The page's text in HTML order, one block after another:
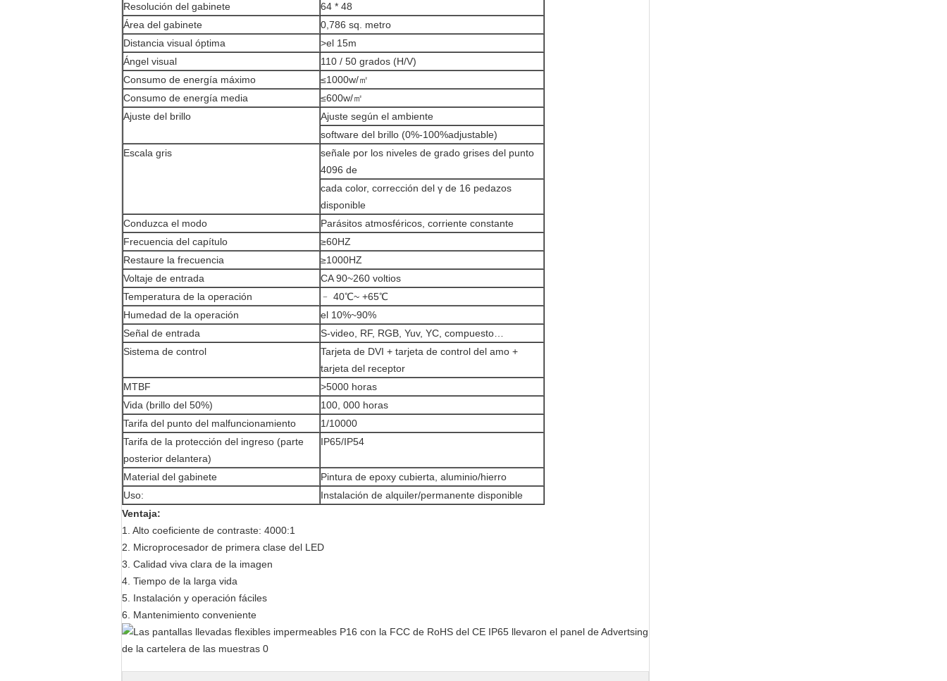
Resolución del gabinete
64 * 48
Área del gabinete
0,786 sq. metro
Distancia visual óptima
>el 15m
Ángel visual
110 / 50 grados (H/V)
Consumo de energía máximo
≤1000w/㎡
Consumo de energía media
≤600w/㎡
Ajuste del brillo
Ajuste según el ambiente
software del brillo (0%-100%adjustable)
Escala gris
señale por los niveles de grado grises del punto
4096 de
cada color, corrección del γ de 16 pedazos
disponible
Conduzca el modo
Parásitos atmosféricos, corriente constante
Frecuencia del capítulo
≥60HZ
Restaure la frecuencia
≥1000HZ
Voltaje de entrada
CA 90~260 voltios
Temperatura de la operación
﹣ 40℃~ +65℃
Humedad de la operación
el 10%~90%
Señal de entrada
S-video, RF, RGB, Yuv, YC, compuesto…
Sistema de control
Tarjeta de DVI + tarjeta de control del amo +
tarjeta del receptor
MTBF
>5000 horas
Vida (brillo del 50%)
100, 000 horas
Tarifa del punto del malfuncionamiento
1/10000
Tarifa de la protección del ingreso (parte
posterior delantera)
IP65/IP54
Material del gabinete
Pintura de epoxy cubierta, aluminio/hierro
Uso:
Instalación de alquiler/permanente disponible
Ventaja:
1. Alto coeficiente de contraste: 4000:1
2. Microprocesador de primera clase del LED
3. Calidad viva clara de la imagen
4. Tiempo de la larga vida
5. Instalación y operación fáciles
6. Mantenimiento conveniente